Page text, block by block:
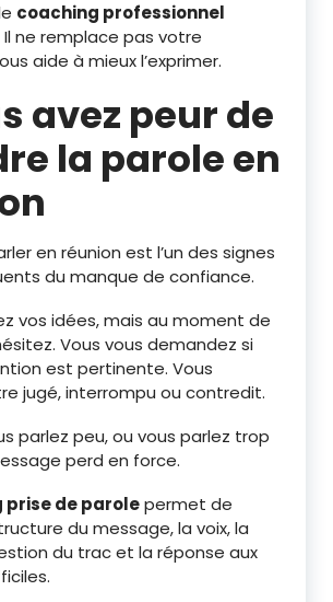
coaching professionnel
ne remplace pas votre
aide à mieux l’exprimer.
avez peur de
la parole en
en réunion est l’un des signes
du manque de confiance.
vos idées, mais au moment de
Vous vous demandez si
est pertinente. Vous
jugé, interrompu ou contredit.
parlez peu, ou vous parlez trop
perd en force.
prise de parolepermet de
du message, la voix, la
du trac et la réponse aux